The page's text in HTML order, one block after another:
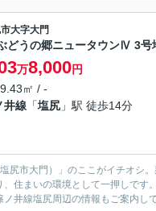
大字大門
どうの郷ニュータウンⅣ 3号
万8,000円
㎡ / -
井線 「塩尻 」駅 徒歩14分
市大門）」のここがイチオシ
住まいの環境として一押しで
井線塩尻周辺の情報もご案内し